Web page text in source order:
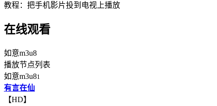
教程：把手机影片投到电视上播放
在线观看
如意m3u8
播放节点列表
如意m3u81
有言在仙
【HD】